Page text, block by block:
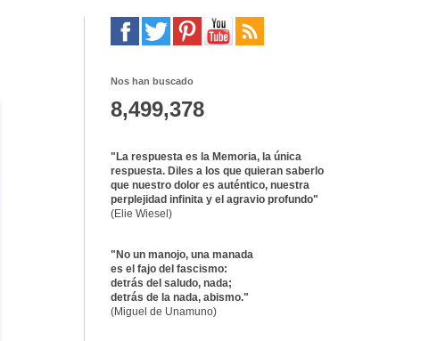
Nos han buscado
8,499,378
"La respuesta es la Memoria, la única
respuesta. Diles a los que quieran saberlo
que nuestro dolor es auténtico, nuestra
perplejidad infinita y el agravio profundo"
(Elie Wiesel)
"No un manojo, una manada
es el fajo del fascismo:
detrás del saludo, nada;
detrás de la nada, abismo."
(Miguel de Unamuno)